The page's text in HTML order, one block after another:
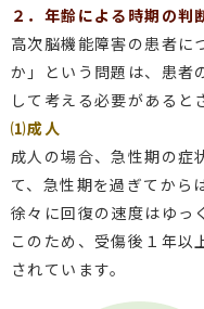
２．年齢による時期の判
高次脳機能障害の患者に
か」という問題は、患者
して考える必要があると
⑴成人
成人の場合、急性期の症
て、急性期を過ぎてから
徐々に回復の速度はゆっ
このため、受傷後１年以
されています。